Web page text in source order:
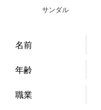
サンダル
名前
年齢
職業